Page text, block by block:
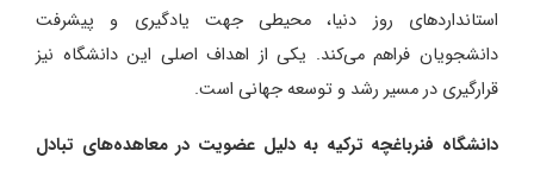
استانداردهای روز دنیا، محیطی جهت یادگیری و پیشرفت
دانشجویان فراهم می‌کند. یکی از اهداف اصلی این دانشگاه نیز
قرارگیری در مسیر رشد و توسعه جهانی است.
دانشگاه فنرباغچه ترکیه به دلیل عضویت در معاهده‌های تبادل